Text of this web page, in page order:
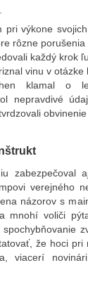
pri výkone
rôzne
každý krok
vinu v
klamal o
nepravdivé
zabezpečoval
verejného
názorov s
mnohí voliči
že hoci
viacerí